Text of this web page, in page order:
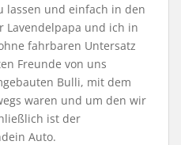
lassen und einfach in den
Lavendelpapa und ich in
fahrbaren Untersatz
Freunde von uns
Bulli, mit dem
waren und um den wir
ist der
Auto.